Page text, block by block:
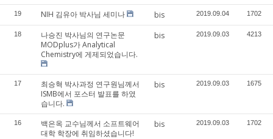
19 NIH 김유아 박사님 세미나 bis 2019.09.04 1702
18
나승진 박사님의 연구논문
MODplus가 Analytical
Chemistry에 게제되었습니다.
bis 2019.09.03 4213
17
최승혁 박사과정 연구원님께서
ISMB에서 포스터 발표를 하였
습니다.
bis 2019.09.03 1675
16
백은옥 교수님께서 소프트웨어
대학 학장에 취임하셨습니다!
bis 2019.09.03 1702